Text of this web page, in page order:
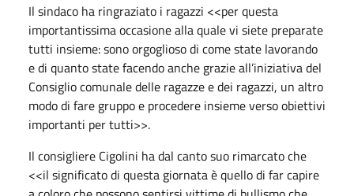
Il sindaco ha ringraziato i ragazzi <<per questa
importantissima occasione alla quale vi siete preparate
tutti insieme: sono orgoglioso di come state lavorando
e di quanto state facendo anche grazie all’iniziativa del
Consiglio comunale delle ragazze e dei ragazzi, un altro
modo di fare gruppo e procedere insieme verso obiettivi
importanti per tutti>>.
Il consigliere Cigolini ha dal canto suo rimarcato che
<<il significato di questa giornata è quello di far capire